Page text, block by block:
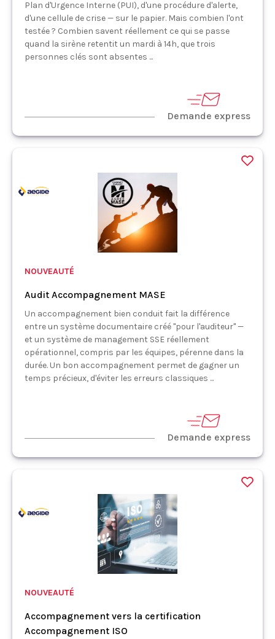
Plan d'Urgence Interne (PUI), d'une procédure d'alerte,
d'une cellule de crise — sur le papier. Mais combien l'ont
testée ? Combien savent réellement ce qui se passe
quand la sirène retentit un mardi à 14h, que trois
personnes clés sont absentes ...
Demande express
NOUVEAUTÉ
Audit Accompagnement MASE
Un accompagnement bien conduit fait la différence
entre un système documentaire créé "pour l'auditeur" —
et un système de management SSE réellement
opérationnel, compris par les équipes, pérenne dans la
durée. Un bon accompagnement permet de gagner un
temps précieux, d'éviter les erreurs classiques ...
Demande express
NOUVEAUTÉ
Accompagnement vers la certification
Accompagnement ISO